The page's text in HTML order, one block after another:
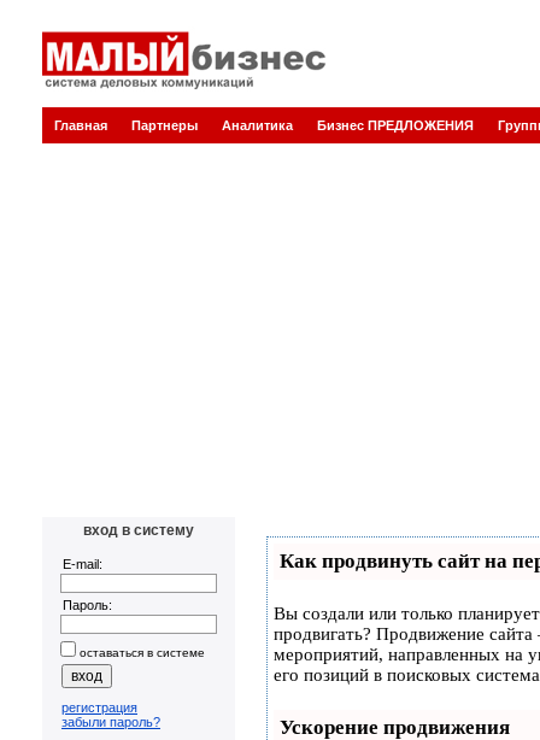
Главная Партнеры Аналитика Бизнес ПРЕДЛОЖЕНИЯ
вход в систему
E-mail:
Пароль:
оставаться в системе
регистрация
забыли пароль?
Как продвинуть сайт на
Вы создали или только
продвигать? Продвижение
мероприятий, направленных на
его позиций в поисковых
Ускорение продвижения